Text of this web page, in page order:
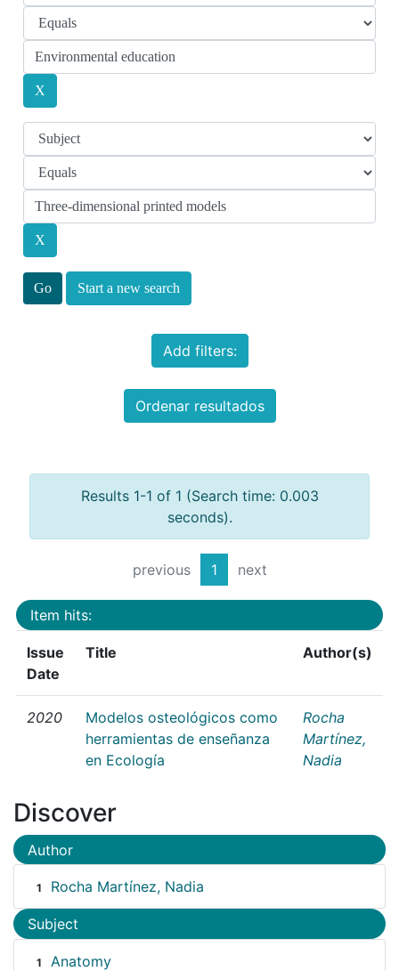
Start a new search
Add filters:
Ordenar resultados
Results 1-1 of 1 (Search time: 0.003
seconds).
previous 1 next
Item hits:
Issue
Date
Title Author(s)
2020
Modelos osteológicos como
herramientas de enseñanza
en Ecología
Rocha
Martínez,
Nadia
Discover
Author
1 Rocha Martínez, Nadia
Subject
1 Anatomy